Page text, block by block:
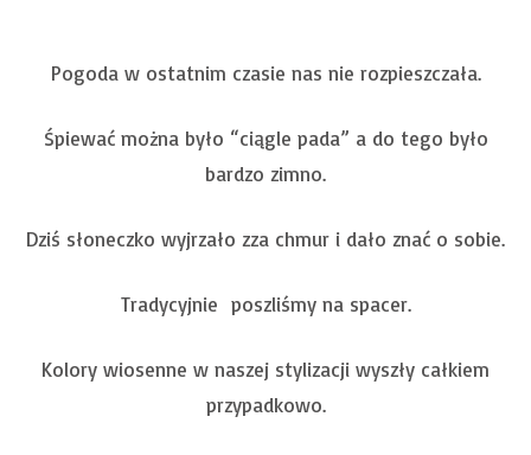
Pogoda w ostatnim czasie nas nie rozpieszczała.
Śpiewać można było “ciągle pada” a do tego było
bardzo zimno.
Dziś słoneczko wyjrzało zza chmur i dało znać o sobie.
Tradycyjnie poszliśmy na spacer.
Kolory wiosenne w naszej stylizacji wyszły całkiem
przypadkowo.